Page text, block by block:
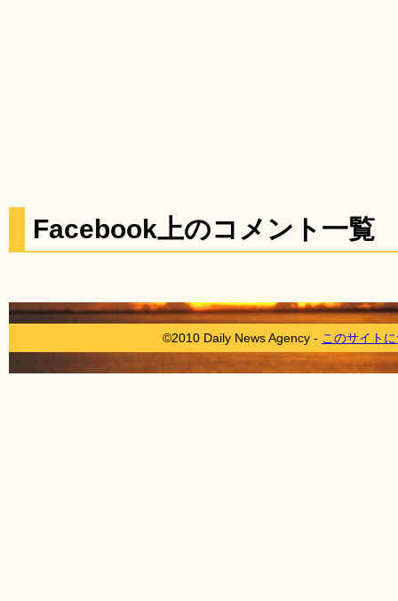
Facebook上のコメント一覧
©2010 Daily News Agency - このサイト